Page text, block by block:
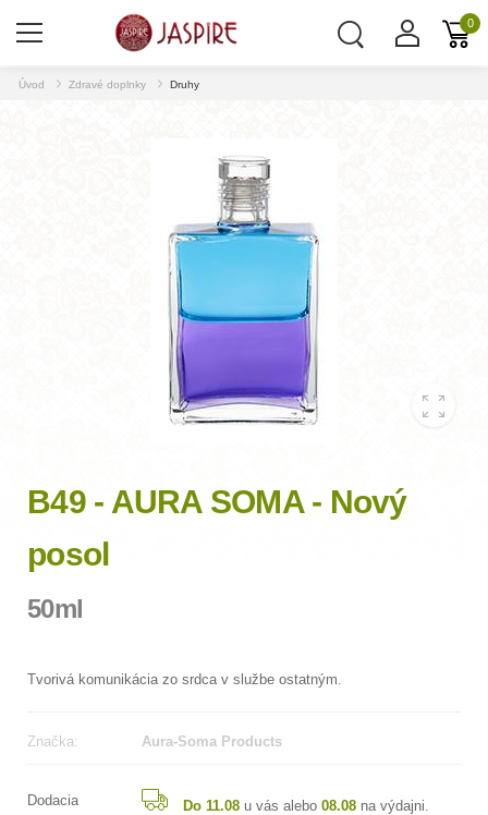
0
Úvod Zdravé doplnky Druhy
B49 - AURA SOMA - Nový
posol
50ml
Tvorivá komunikácia zo srdca v službe ostatným.
Značka: Aura-Soma Products
Dodacia
Do 11.08u vás alebo 08.08na výdajni.